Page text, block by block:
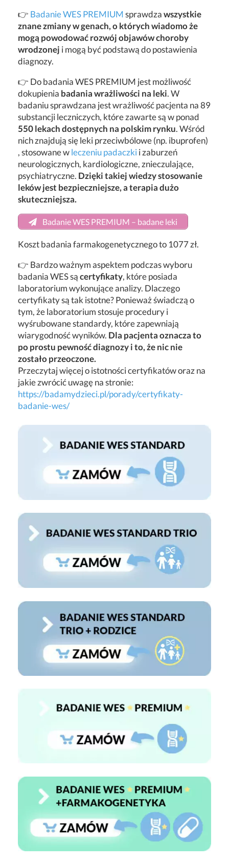
👉 Badanie WES PREMIUMsprawdzawszystkie
znane zmiany w genach, o których wiadomo że
mogą powodować rozwój objawów choroby
wrodzonej i mogą być podstawą do postawienia
diagnozy.
👉 Do badania WES PREMIUM jest możliwość
dokupienia badania wrażliwości na leki. W
badaniu sprawdzana jest wrażliwość pacjenta na 89
substancji leczniczych, które zawarte są w ponad
550 lekach dostępnych na polskim rynku. Wśród
nich znajdują się leki przeciwbólowe (np. ibuprofen)
, stosowane wleczeniu padaczkii zaburzeń
neurologicznych, kardiologiczne, znieczulające,
psychiatryczne. Dzięki takiej wiedzy stosowanie
leków jest bezpieczniejsze, a terapia dużo
skuteczniejsza.
Badanie WES PREMIUM – badane leki
Koszt badania farmakogenetycznego to 1077 zł.
👉 Bardzo ważnym aspektem podczas wyboru
badania WES sącertyfikaty, które posiada
laboratorium wykonujące analizy. Dlaczego
certyfikaty są tak istotne? Ponieważ świadczą o
tym, że laboratorium stosuje procedury i
wyśrubowane standardy, które zapewniają
wiarygodność wyników. Dla pacjenta oznacza to
po prostu pewność diagnozy i to, że nic nie
zostało przeoczone.
Przeczytaj więcej o istotności certyfikatów oraz na
jakie zwrócić uwagę na stronie:
https://badamydzieci.pl/porady/certyfikaty-
badanie-wes/